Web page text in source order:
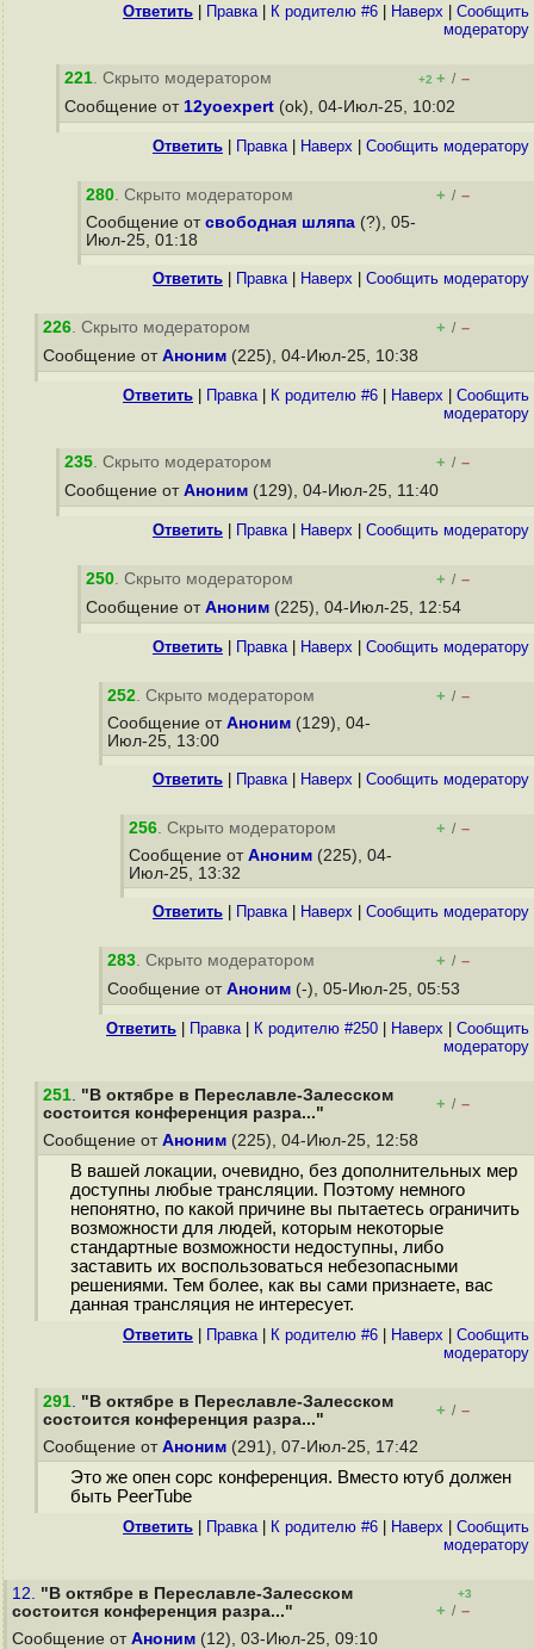
Ответить Правка| К родителю #6 Наверх
Cообщить
модератору
221. Скрыто модератором +2 + / –
Сообщение от 12yoexpert (ok), 04-Июл-25, 10:02
Ответить Правка| Наверх Cообщить модератору
280. Скрыто модератором + / –
Сообщение от свободная шляпа (?), 05-
Июл-25, 01:18
Ответить Правка| Наверх Cообщить модератору
226. Скрыто модератором + / –
Сообщение от Аноним (225), 04-Июл-25, 10:38
Ответить Правка| К родителю #6 Наверх
Cообщить
модератору
235. Скрыто модератором + / –
Сообщение от Аноним (129), 04-Июл-25, 11:40
Ответить Правка| Наверх Cообщить модератору
250. Скрыто модератором + / –
Сообщение от Аноним (225), 04-Июл-25, 12:54
Ответить Правка| Наверх Cообщить модератору
252. Скрыто модератором + / –
Сообщение от Аноним (129), 04-
Июл-25, 13:00
Ответить Правка| Наверх Cообщить модератору
256. Скрыто модератором + / –
Сообщение от Аноним (225), 04-
Июл-25, 13:32
Ответить Правка| Наверх Cообщить модератору
283. Скрыто модератором + / –
Сообщение от Аноним (-), 05-Июл-25, 05:53
Ответить Правка| К родителю #250 Наверх
Cообщить
модератору
251. "В октябре в Переславле-Залесском
состоится конференция разра..."
+ / –
Сообщение от Аноним (225), 04-Июл-25, 12:58
В вашей локации, очевидно, без дополнительных мер
доступны любые трансляции. Поэтому немного
непонятно, по какой причине вы пытаетесь ограничить
возможности для людей, которым некоторые
стандартные возможности недоступны, либо
заставить их воспользоваться небезопасными
решениями. Тем более, как вы сами признаете, вас
данная трансляция не интересует.
Ответить Правка| К родителю #6 Наверх
Cообщить
модератору
291. "В октябре в Переславле-Залесском
состоится конференция разра..."
+ / –
Сообщение от Аноним (291), 07-Июл-25, 17:42
Это же опен сорс конференция. Вместо ютуб должен
быть PeerTube
Ответить Правка| К родителю #6 Наверх
Cообщить
модератору
12. "В октябре в Переславле-Залесском
состоится конференция разра..."
+3
+ / –
Сообщение от Аноним (12), 03-Июл-25, 09:10